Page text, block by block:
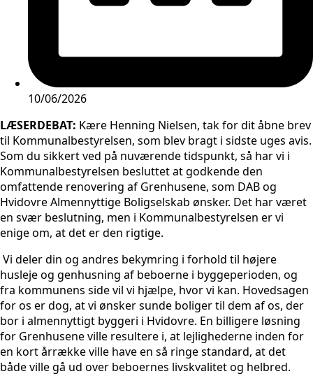
10/06/2026
LÆSERDEBAT: Kære Henning Nielsen, tak for dit åbne brev
til Kommunalbestyrelsen, som blev bragt i sidste uges avis.
Som du sikkert ved på nuværende tidspunkt, så har vi i
Kommunalbestyrelsen besluttet at godkende den
omfattende renovering af Grenhusene, som DAB og
Hvidovre Almennyttige Boligselskab ønsker. Det har været
en svær beslutning, men i Kommunalbestyrelsen er vi
enige om, at det er den rigtige.
Vi deler din og andres bekymring i forhold til højere
husleje og genhusning af beboerne i byggeperioden, og
fra kommunens side vil vi hjælpe, hvor vi kan. Hovedsagen
for os er dog, at vi ønsker sunde boliger til dem af os, der
bor i almennyttigt byggeri i Hvidovre. En billigere løsning
for Grenhusene ville resultere i, at lejlighederne inden for
en kort årrække ville have en så ringe standard, at det
både ville gå ud over beboernes livskvalitet og helbred.